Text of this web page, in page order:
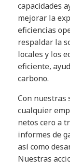
capacidades
mejorar la
eficiencias
respaldar la
locales y los
eficiente,
carbono.
Con nuestras
cualquier
netos cero a
informes de
así como
Nuestras